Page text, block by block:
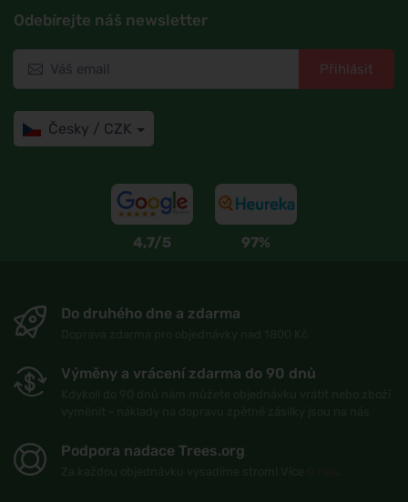
Odebírejte náš newsletter
Přihlásit
Česky / CZK
4,7/5 97%
Do druhého dne a zdarma
Výměny a vrácení zdarma do 90 dnů
Podpora nadace Trees.org